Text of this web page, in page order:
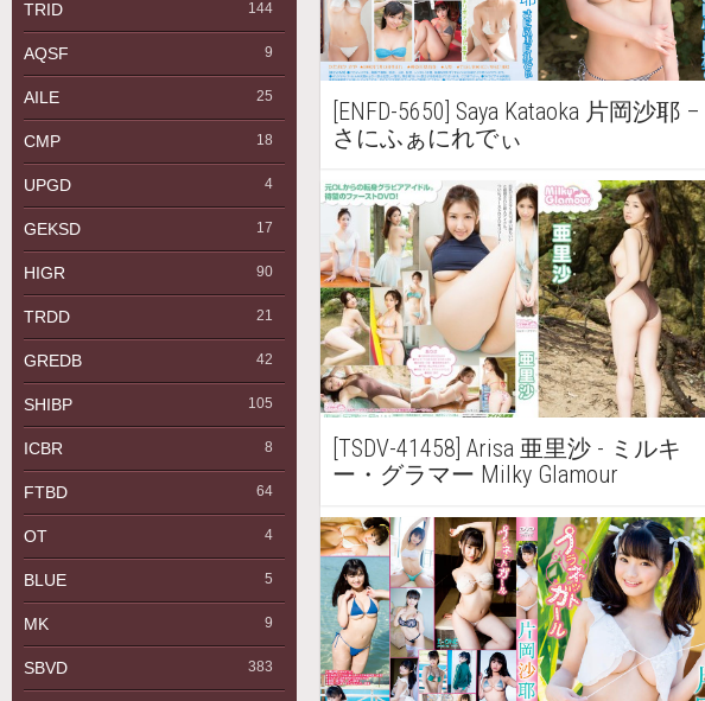
TRID 144
AQSF 9
AILE 25
CMP 18
UPGD 4
GEKSD 17
HIGR 90
TRDD 21
GREDB 42
SHIBP 105
ICBR 8
FTBD 64
OT 4
BLUE 5
MK 9
SBVD 383
[ENFD-5650] Saya Kataoka 片岡沙耶 –
さにふぁにれでぃ
[TSDV-41458] Arisa 亜里沙 - ミルキ
ー・グラマー Milky Glamour